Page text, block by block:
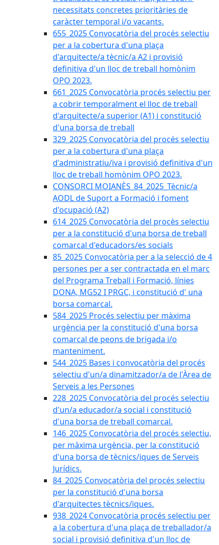
necessitats concretes prioritàries de
caràcter temporal i/o vacants.
655_2025 Convocatòria del procés selectiu
per a la cobertura d'una plaça
d'arquitecte/a tècnic/a A2 i provisió
definitiva d'un lloc de treball homònim
OPO 2023.
661_2025 Convocatòria procés selectiu per
a cobrir temporalment el lloc de treball
d'arquitecte/a superior (A1) i constitució
d'una borsa de treball
329_2025 Convocatòria del procés selectiu
per a la cobertura d'una plaça
d'administratiu/iva i provisió definitiva d'un
lloc de treball homònim OPO 2023.
CONSORCI MOIANÈS_84_2025_Tècnic/a
AODL de Suport a Formació i foment
d'ocupació (A2)
614_2025 Convocatòria del procès selectiu
per a la constitució d'una borsa de treball
comarcal d'educadors/es socials
85_2025 Convocatòria per a la selecció de 4
persones per a ser contractada en el marc
del Programa Treball i Formació, línies
DONA, MG52 I PRGC, i constitució d' una
borsa comarcal.
584_2025 Procés selectiu per màxima
urgència per la constitució d'una borsa
comarcal de peons de brigada i/o
manteniment.
544_2025 Bases i convocatòria del procés
selectiu d'un/a dinamitzador/a de l'Àrea de
Serveis a les Persones
228_2025 Convocatòria del procés selectiu
d'un/a educador/a social i constitució
d'una borsa de treball comarcal.
146_2025 Convocatòria del procés selectiu,
per màxima urgència, per la constitució
d'una borsa de tècnics/iques de Serveis
Jurídics.
84_2025 Convocatòria del procés selectiu
per la constitució d'una borsa
d'arquitectes tècnics/iques.
938_2024 Convocatòria procés selectiu per
a la cobertura d'una plaça de treballador/a
social i provisió definitiva d'un lloc de